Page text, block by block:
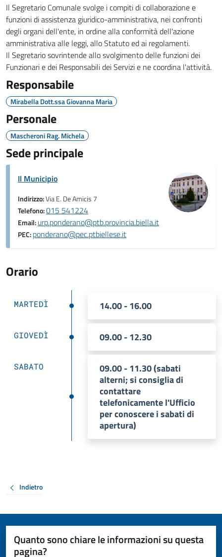
Il Segretario Comunale svolge i compiti di collaborazione e
funzioni di assistenza giuridico-amministrativa, nei confronti
degli organi dell'ente, in ordine alla conformità dell'azione
amministrativa alle leggi, allo Statuto ed ai regolamenti.
Il Segretario sovrintende allo svolgimento delle funzioni dei
Funzionari e dei Responsabili dei Servizi e ne coordina l'attività.
Responsabile
Mirabella Dott.ssa Giovanna Maria
Personale
Mascheroni Rag. Michela
Sede principale
Il Municipio
Indirizzo:Via E. De Amicis 7
Telefono:015 541224
Email:urp.ponderano@ptb.provincia.biella.it
PEC:ponderano@pec.ptbiellese.it
Orario
MARTEDÌ 14.00 - 16.00
GIOVEDÌ 09.00 - 12.30
SABATO
09.00 - 11.30 (sabati
alterni; si consiglia di
contattare
telefonicamente l'Ufficio
per conoscere i sabati di
apertura)
Indietro
Quanto sono chiare le informazioni su questa
pagina?